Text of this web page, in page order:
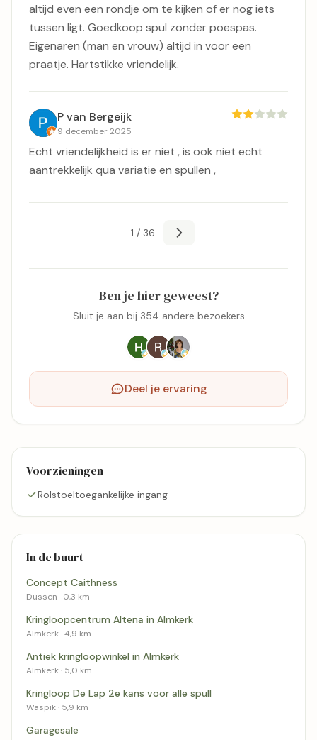
altijd even een rondje om te kijken of er nog iets
tussen ligt. Goedkoop spul zonder poespas.
Eigenaren (man en vrouw) altijd in voor een
praatje. Hartstikke vriendelijk.
P van Bergeijk
9 december 2025
Echt vriendelijkheid is er niet , is ook niet echt
aantrekkelijk qua variatie en spullen ,
1 / 36
Ben je hier geweest?
Sluit je aan bij 354 andere bezoekers
Deel je ervaring
Voorzieningen
Rolstoeltoegankelijke ingang
In de buurt
Concept Caithness
Dussen · 0,3 km
Kringloopcentrum Altena in Almkerk
Almkerk · 4,9 km
Antiek kringloopwinkel in Almkerk
Almkerk · 5,0 km
Kringloop De Lap 2e kans voor alle spull
Waspik · 5,9 km
Garagesale